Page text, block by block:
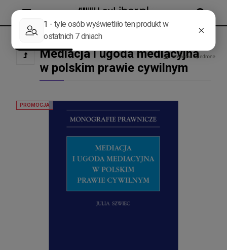
Mediacja i ugoda mediacyjna
w polskim prawie cywilnym
PROMOCJA